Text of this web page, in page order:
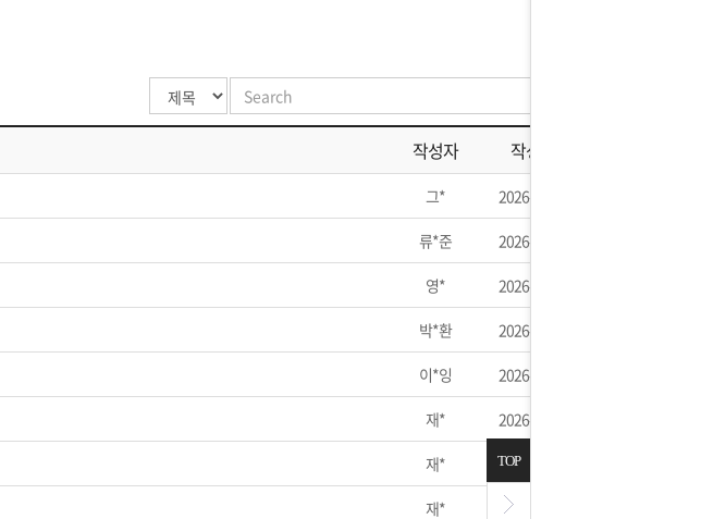
[2026구정 연휴]설 연휴 배송 및 휴무 안내
작성자 작성일
그* 2026-05-31
류*준 2026-05-28
영* 2026-05-27
박*환 2026-05-23
이*잉 2026-05-20
재* 2026-05-20
재* 2026-05-20
재* 2026-05-20
TOP